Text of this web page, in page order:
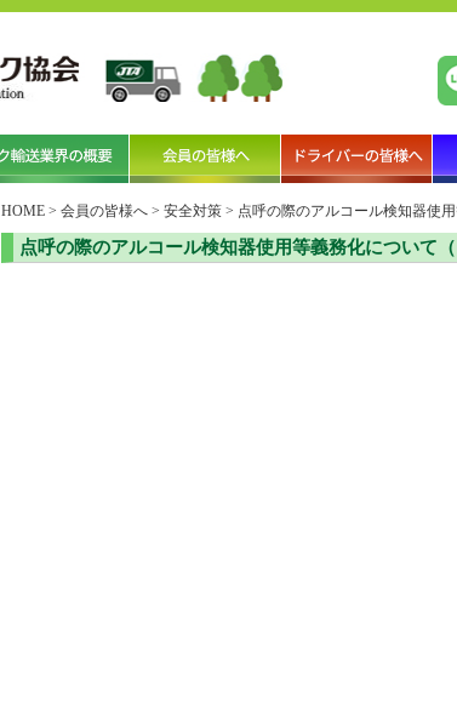
HOME > 会員の皆様へ > 安全対策 > 点呼の際のアルコール検知器使
点呼の際のアルコール検知器使用等義務化について（